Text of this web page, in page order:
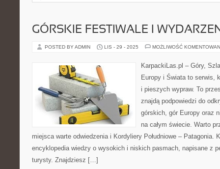
GÓRSKIE FESTIWALE I
POSTED BY ADMIN LIS - 29 - 2025 MOŻLIWOŚĆ
KarpackiLas.pl – Góry,
Europy i Świata to serwis,
i pieszych wypraw. To
znajdą podpowiedzi do
górskich, gór Europy oraz
na całym świecie. Warto
miejsca warte odwiedzenia i Kordyliery Południowe – Patagonia.
encyklopedia wiedzy o wysokich i niskich pasmach, napisane z
turysty. Znajdziesz […]